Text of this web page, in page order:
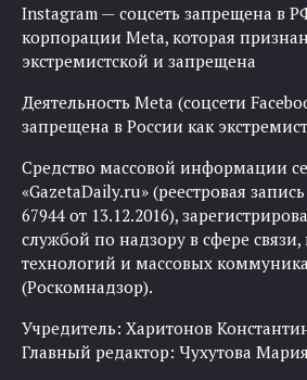
Instagram — соцсеть запрещена в
корпорации Meta, которая
экстремистской и запрещена
Деятельность Meta (соцсети
запрещена в России как
Средство массовой информации
«GazetaDaily.ru» (реестровая
67944 от 13.12.2016),
службой по надзору в сфере
технологий и массовых
(Роскомнадзор).
Учредитель: Харитонов
Главный редактор: Чухутова